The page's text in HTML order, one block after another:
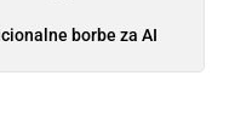
borbe za AI